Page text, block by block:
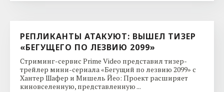
РЕПЛИКАНТЫ АТАКУЮТ: ВЫШЕЛ ТИЗЕР
«БЕГУЩЕГО ПО ЛЕЗВИЮ 2099»
Стриминг-сервис Prime Video представил тизер-
трейлер мини-сериала «Бегущий по лезвию 2099» с
Хантер Шафер и Мишель Йео: Проект расширяет
киновселенную, представленную ...